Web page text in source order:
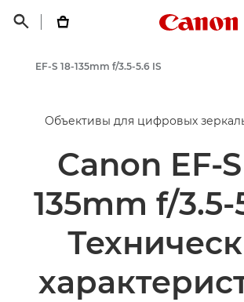
 
EF-S 18-135mm f/3.5-5.6 IS
Объективы для цифровых
Canon EF-
135mm f/3.5-